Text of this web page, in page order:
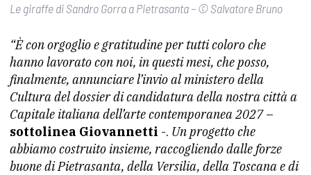
Le giraffe di Sandro Gorra a Pietrasanta – © Salvatore Bruno
“È con orgoglio e gratitudine per tutti coloro che
hanno lavorato con noi, in questi mesi, che posso,
finalmente, annunciare l’invio al ministero della
Cultura del dossier di candidatura della nostra città a
Capitale italiana dell’arte contemporanea 2027–
sottolinea Giovannetti -. Un progetto che
abbiamo costruito insieme, raccogliendo dalle forze
buone di Pietrasanta, della Versilia, della Toscana e di